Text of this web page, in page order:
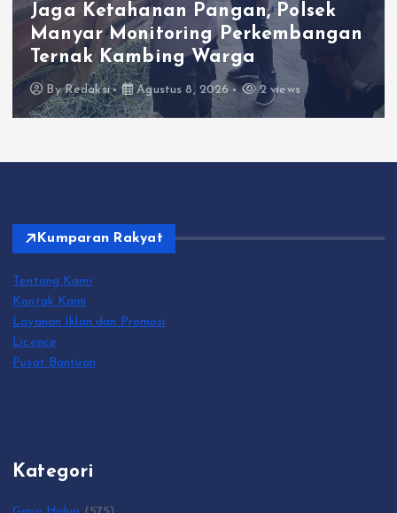
Jaga Ketahanan Pangan, Polsek
Manyar Monitoring Perkembangan
Ternak Kambing Warga
ByRedaksi Agustus 8, 2026 2 views
Kumparan Rakyat
Tentang Kami
Kontak Kami
Layanan Iklan dan Promosi
Licence
Pusat Bantuan
Kategori